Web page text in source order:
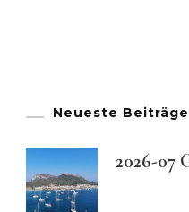
Neueste Beiträge
2026-07